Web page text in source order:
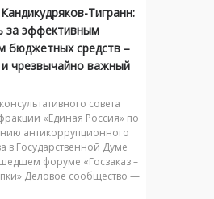
Тигранн:
за эффективным
бюджетных средств –
чрезвычайно важный
совета
«Единая Россия» по
антикоррупционного
в Государственной Думе
форуме «Госзаказ –
Деловое сообщество —